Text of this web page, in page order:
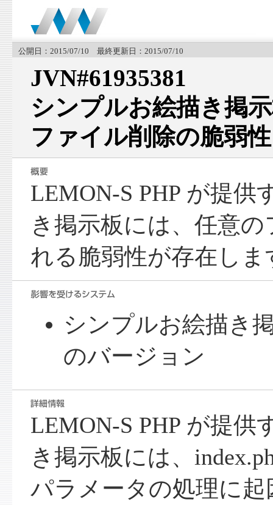
公開日：2015/07/10 最終更新日：2015/07/10
JVN#61935381
シンプルお絵描き掲
ファイル削除の脆弱性
LEMON-S PHP が提供
き掲示板には、任意
れる脆弱性が存在しま
シンプルお絵描き
のバージョン
LEMON-S PHP が提供
き掲示板には、
パラメータの処理に